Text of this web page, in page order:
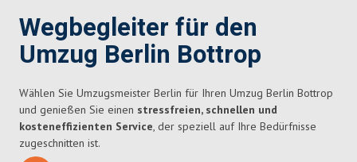
Wegbegleiter für den
Umzug Berlin Bottrop
Wählen Sie Umzugsmeister Berlin für Ihren Umzug Berlin Bottrop
und genießen Sie einen stressfreien, schnellen und
kosteneffizienten Service, der speziell auf Ihre Bedürfnisse
zugeschnitten ist.